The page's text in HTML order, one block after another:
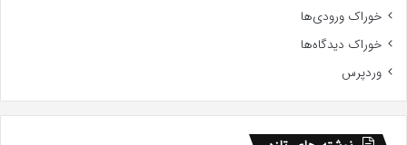
خوراک ورودی‌ها
خوراک دیدگاه‌ها
وردپرس